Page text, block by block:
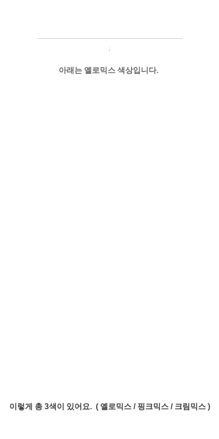
───────────────────────────
↓
아래는 옐로믹스 색상입니다.
이렇게 총 3색이 있어요. ( 옐로믹스 / 핑크믹스 / 크림믹스 )